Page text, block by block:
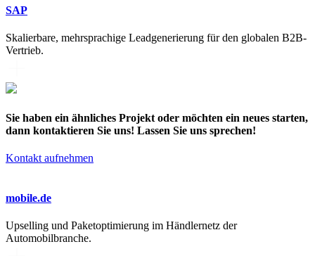
SAP
Skalierbare, mehrsprachige Leadgenerierung für den globalen B2B-
Vertrieb.
Sie haben ein ähnliches Projekt oder möchten ein neues starten,
dann kontaktieren Sie uns! Lassen Sie uns sprechen!
Kontakt aufnehmen
mobile.de
Upselling und Paketoptimierung im Händlernetz der
Automobilbranche.